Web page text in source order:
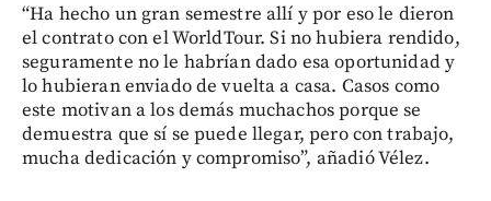
“Ha hecho un gran semestre allí y por eso le dieron
el contrato con el WorldTour. Si no hubiera rendido,
seguramente no le habrían dado esa oportunidad y
lo hubieran enviado de vuelta a casa. Casos como
este motivan a los demás muchachos porque se
demuestra que sí se puede llegar, pero con trabajo,
mucha dedicación y compromiso”, añadió Vélez.